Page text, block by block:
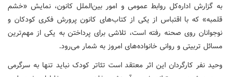
به گزارش اداره‌کل روابط عمومی و امور بین‌الملل کانون، نمایش «خشم
قلمبه» که با اقتباس از یکی از کتاب‌های کانون پرورش فکری کودکان و
نوجوانان روی صحنه رفته است، تلاشی برای پرداختن به یکی از مهم‌ترین
مسائل تربیتی و روانی خانواده‌های امروز به شمار می‌رود.
وحید نفر کارگردان این اثر معتقد است تئاتر کودک نباید تنها به سرگرمی